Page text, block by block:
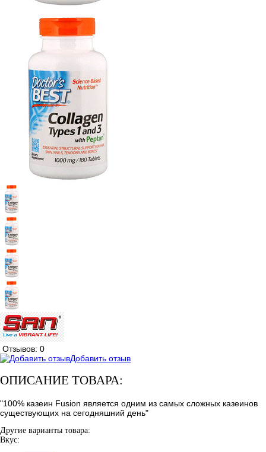
Отзывов: 0
Добавить отзыв
ОПИСАНИЕ ТОВАРА:
"100% казеин Fusion является одним из самых сложных казеинов
существующих на сегодняшний день"
Другие варианты товара:
Вкус: